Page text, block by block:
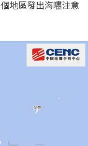
地區發出海嘯注意